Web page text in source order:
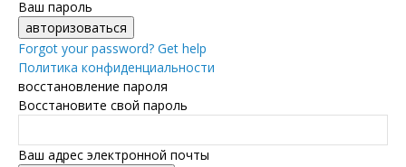
Ваш пароль
Forgot your password? Get help
Политика конфиденциальности
восстановление пароля
Восстановите свой пароль
Ваш адрес электронной почты